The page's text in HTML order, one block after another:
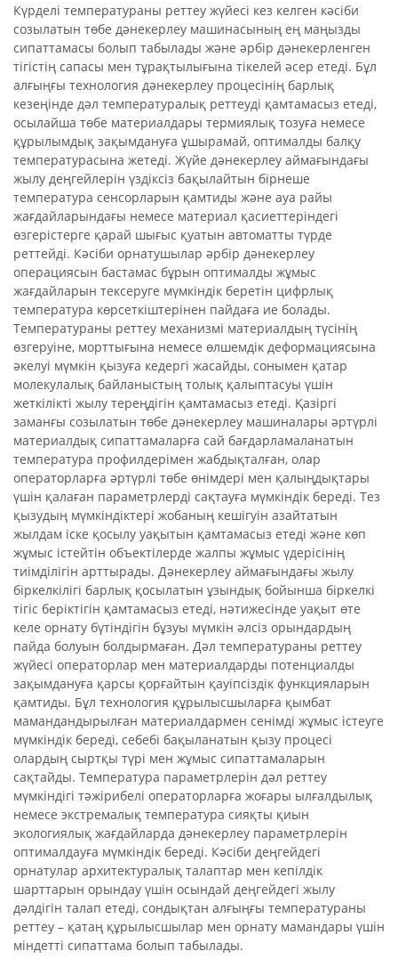
Күрделі температураны реттеу жүйесі кез келген кәсіби
созылатын төбе дәнекерлеу машинасының ең маңызды
сипаттамасы болып табылады және әрбір дәнекерленген
тігістің сапасы мен тұрақтылығына тікелей әсер етеді. Бұл
алғыңғы технология дәнекерлеу процесінің барлық
кезеңінде дәл температуралық реттеуді қамтамасыз етеді,
осылайша төбе материалдары термиялық тозуға немесе
құрылымдық зақымдануға ұшырамай, оптималды балқу
температурасына жетеді. Жүйе дәнекерлеу аймағындағы
жылу деңгейлерін үздіксіз бақылайтын бірнеше
температура сенсорларын қамтиды және ауа райы
жағдайларындағы немесе материал қасиеттеріндегі
өзгерістерге қарай шығыс қуатын автоматты түрде
реттейді. Кәсіби орнатушылар әрбір дәнекерлеу
операциясын бастамас бұрын оптималды жұмыс
жағдайларын тексеруге мүмкіндік беретін цифрлық
температура көрсеткіштерінен пайдаға ие болады.
Температураны реттеу механизмі материалдың түсінің
өзгеруіне, морттығына немесе өлшемдік деформациясына
әкелуі мүмкін қызуға кедергі жасайды, сонымен қатар
молекулалық байланыстың толық қалыптасуы үшін
жеткілікті жылу тереңдігін қамтамасыз етеді. Қазіргі
заманғы созылатын төбе дәнекерлеу машиналары әртүрлі
материалдық сипаттамаларға сай бағдарламаланатын
температура профилдерімен жабдықталған, олар
операторларға әртүрлі төбе өнімдері мен қалыңдықтары
үшін қалаған параметрлерді сақтауға мүмкіндік береді. Тез
қызудың мүмкіндіктері жобаның кешігуін азайтатын
жылдам іске қосылу уақытын қамтамасыз етеді және көп
жұмыс істейтін объектілерде жалпы жұмыс үдерісінің
тиімділігін арттырады. Дәнекерлеу аймағындағы жылу
біркелкілігі барлық қосылатын ұзындық бойынша біркелкі
тігіс беріктігін қамтамасыз етеді, нәтижесінде уақыт өте
келе орнату бүтіндігін бұзуы мүмкін әлсіз орындардың
пайда болуын болдырмаған. Дәл температураны реттеу
жүйесі операторлар мен материалдарды потенциалды
зақымдануға қарсы қорғайтын қауіпсіздік функцияларын
қамтиды. Бұл технология құрылысшыларға қымбат
мамандандырылған материалдармен сенімді жұмыс істеуге
мүмкіндік береді, себебі бақыланатын қызу процесі
олардың сыртқы түрі мен жұмыс сипаттамаларын
сақтайды. Температура параметрлерін дәл реттеу
мүмкіндігі тәжірибелі операторларға жоғары ылғалдылық
немесе экстремалық температура сияқты қиын
экологиялық жағдайларда дәнекерлеу параметрлерін
оптималдауға мүмкіндік береді. Кәсіби деңгейдегі
орнатулар архитектуралық талаптар мен кепілдік
шарттарын орындау үшін осындай деңгейдегі жылу
дәлдігін талап етеді, сондықтан алғыңғы температураны
реттеу – қатаң құрылысшылар мен орнату мамандары үшін
міндетті сипаттама болып табылады.